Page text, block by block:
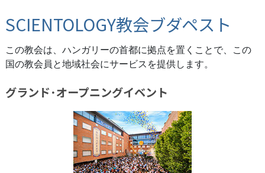
SCIENTOLOGY教会ブダペスト
この教会は、ハンガリーの首都に拠点を置くことで、この
国の教会員と地域社会にサービスを提供します。
グランド･オープニングイベント